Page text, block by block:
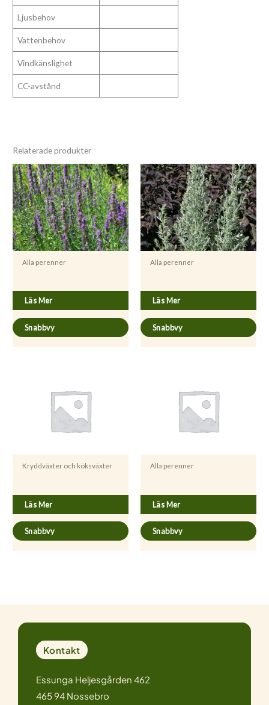
Ljusbehov
Vattenbehov
Vindkänslighet
CC-avstånd
Relaterade produkter
Alla perenner
Läs Mer
Snabbvy
Alla perenner
Läs Mer
Snabbvy
Kryddväxter och köksväxter
Läs Mer
Snabbvy
Alla perenner
Läs Mer
Snabbvy
Kontakt
Essunga Heljesgården 462
465 94 Nossebro